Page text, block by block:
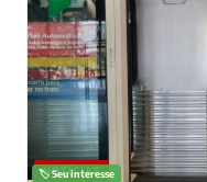
NOTÍCIAS
🏷️ Seu interesse